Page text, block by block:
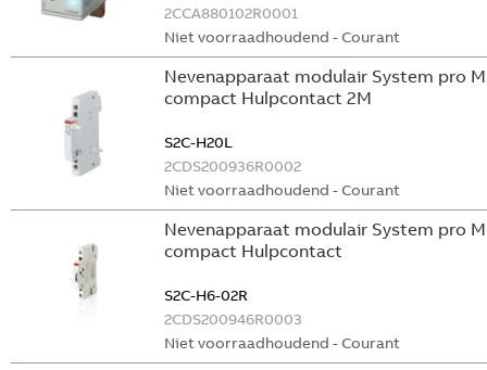
2CCA880102R0001
Niet voorraadhoudend - Courant
Nevenapparaat modulair System pro M
compact Hulpcontact 2M
S2C-H20L
2CDS200936R0002
Niet voorraadhoudend - Courant
Nevenapparaat modulair System pro M
compact Hulpcontact
S2C-H6-02R
2CDS200946R0003
Niet voorraadhoudend - Courant